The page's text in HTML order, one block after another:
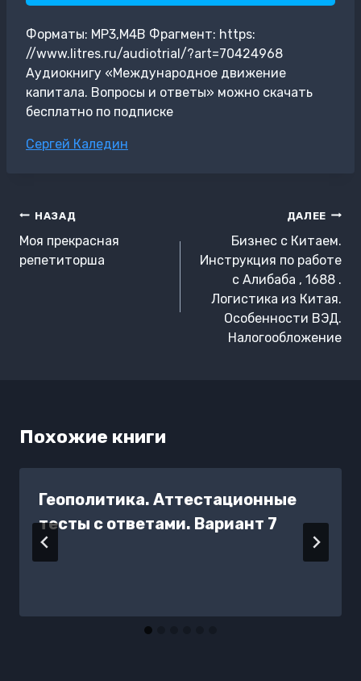
Форматы: MP3,M4B Фрагмент: https:
//www.litres.ru/audiotrial/?art=70424968
Аудиокнигу «Международное движение
капитала. Вопросы и ответы» можно скачать
бесплатно по подписке
Метки
Сергей Каледин
Навигация
по
записям
НАЗАД
Моя прекрасная
репетиторша
ДАЛЕЕ
Бизнес с Китаем.
Инструкция по работе
с Алибаба , 1688 .
Логистика из Китая.
Особенности ВЭД.
Налогообложение
Похожие книги
Геополитика. Аттестационные
тесты с ответами. Вариант 7